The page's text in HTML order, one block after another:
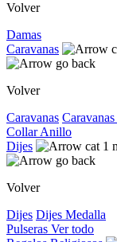
Volver
Damas
Caravanas
Volver
Caravanas Caravanas
CollarAnillo
Dijes
Volver
Dijes Dijes Medalla
Pulseras Ver todo